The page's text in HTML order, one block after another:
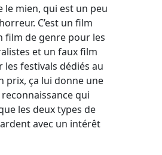
le mien, qui est un peu
C’est un film
film de genre pour les
et un faux film
les festivals dédiés au
prix, ça lui donne une
qui
les deux types de
avec un intérêt